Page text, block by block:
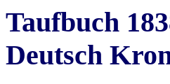
Taufbuch
Deutsch